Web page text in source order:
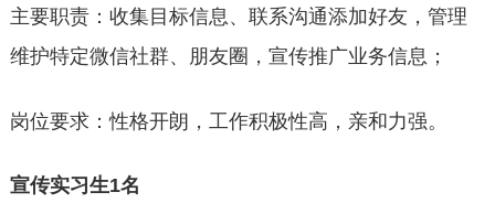
主要职责：收集目标信息、联系沟通添加好友，管理
维护特定微信社群、朋友圈，宣传推广业务信息；
岗位要求：性格开朗，工作积极性高，亲和力强。
宣传实习生1名